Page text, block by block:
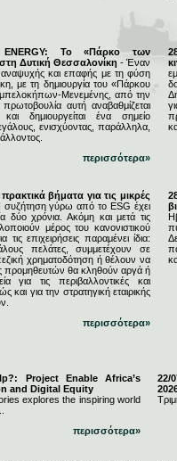
ENERGY: Το «Πάρκο των
Δυτική Θεσσαλονίκη - Έναν
και επαφής με τη φύση
με τη δημιουργία του «Πάρκου
Μενεμένης, από την
αυτή αναβαθμίζεται
δημιουργείται ένα σημείο
ενισχύοντας, παράλληλα,
περισσότερα»
βήματα για τις μικρές
γύρω από το ESG έχει
δύο χρόνια. Ακόμη και μετά τις
μέρος του κανονιστικού
επιχειρήσεις παραμένει ίδια:
πελάτες, συμμετέχουν σε
χρηματοδότηση ή θέλουν να
προμηθευτών θα κληθούν αργά ή
για τις περιβαλλοντικές και
και για την στρατηγική εταιρικής
περισσότερα»
Project Enable Africa’s
and Digital Equity
explores the inspiring world
περισσότερα»
22/